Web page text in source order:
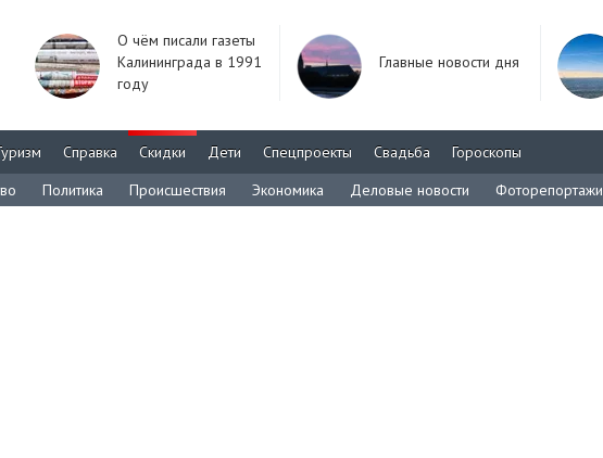
О чём писали газеты
Калининграда в 1991
году
Главные новости дня
Справка Скидки Дети Спецпроекты Свадьба
Гороскопы
Политика Происшествия Экономика Деловые новости Фоторепортажи